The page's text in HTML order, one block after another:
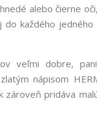
alebo čierne
každého jedného
veľmi dobre,
nápisom
zároveň pridáva